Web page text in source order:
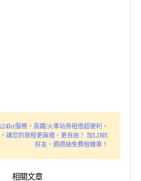
24hr服務，高鐵/火車站旁租借超便利，
讓您的旅程更無縫、更自由！ 加LINE
好友，週週抽免費租機車！
相關文章